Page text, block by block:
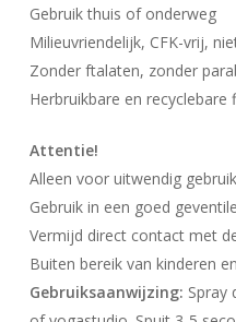
Gebruik thuis of onderweg
Milieuvriendelijk, CFK-vrij,
Zonder ftalaten, zonder
Herbruikbare en recyclebare
Attentie!
Alleen voor uitwendig gebruik
Gebruik in een goed
Vermijd direct contact met
Buiten bereik van kinderen
Gebruiksaanwijzing: Spray